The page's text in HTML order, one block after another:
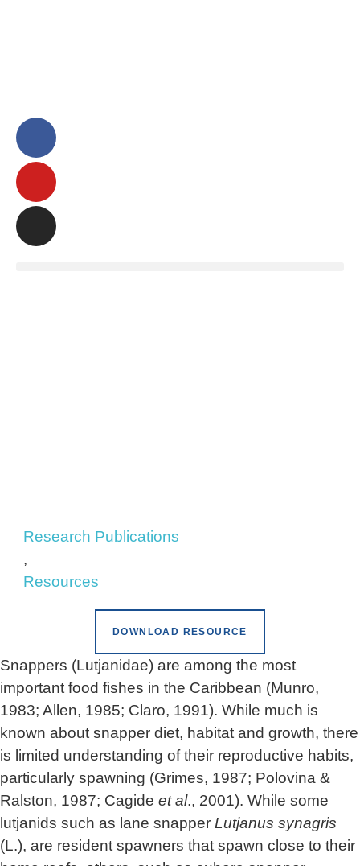
Research Publications
,
Resources
DOWNLOAD RESOURCE
Snappers (Lutjanidae) are among the most
important food fishes in the Caribbean (Munro,
1983; Allen, 1985; Claro, 1991). While much is
known about snapper diet, habitat and growth, there
is limited understanding of their reproductive habits,
particularly spawning (Grimes, 1987; Polovina &
Ralston, 1987; Cagide et al., 2001). While some
lutjanids such as lane snapper Lutjanus synagris
(L.), are resident spawners that spawn close to their